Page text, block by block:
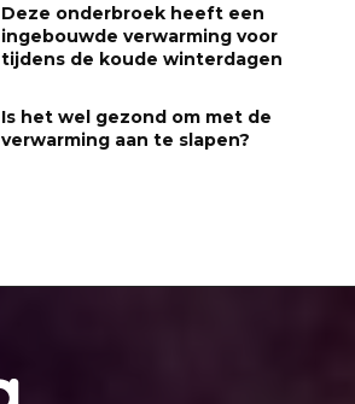
Deze onderbroek heeft een
ingebouwde verwarming voor
tijdens de koude winterdagen
Is het wel gezond om met de
verwarming aan te slapen?